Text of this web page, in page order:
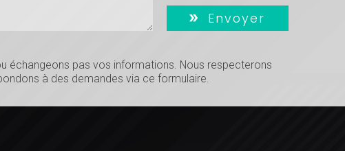
Envoyer
échangeons pas vos informations. Nous respecterons
à des demandes via ce formulaire.